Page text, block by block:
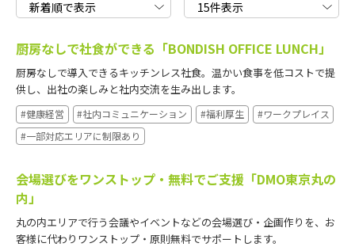
厨房なしで社食ができる「BONDISH OFFICE LUNCH」
厨房なしで導入できるキッチンレス社食。温かい食事を低コストで提
供し、出社の楽しみと社内交流を生み出します。
#健康経営 #社内コミュニケーション #福利厚生
#ワークプレイス
#一部対応エリアに制限あり
会場選びをワンストップ・無料でご支援「DMO東京丸の
内」
丸の内エリアで行う会議やイベントなどの会場選び・企画作りを、お
客様に代わりワンストップ・原則無料でサポートします。